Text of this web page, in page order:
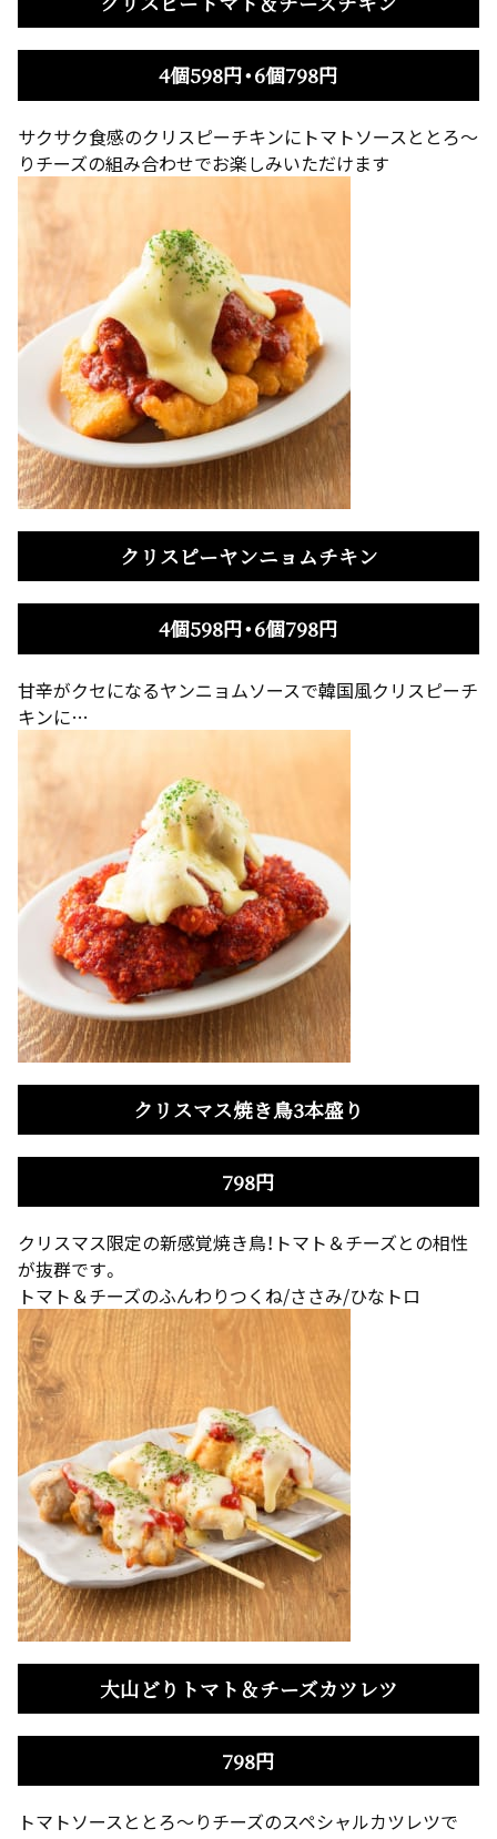
4個598円・6個798円
サクサク食感のクリスピーチキンにトマトソースととろ～
りチーズの組み合わせでお楽しみいただけます
クリスピーヤンニョムチキン
4個598円・6個798円
甘辛がクセになるヤンニョムソースで韓国風クリスピーチ
キンに…
クリスマス焼き鳥3本盛り
798円
クリスマス限定の新感覚焼き鳥！トマト＆チーズとの相性
が抜群です。
トマト＆チーズのふんわりつくね/ささみ/ひなトロ
大山どりトマト＆チーズカツレツ
798円
トマトソースととろ～りチーズのスペシャルカツレツで